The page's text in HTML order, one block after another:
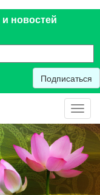
новостей
Подписаться